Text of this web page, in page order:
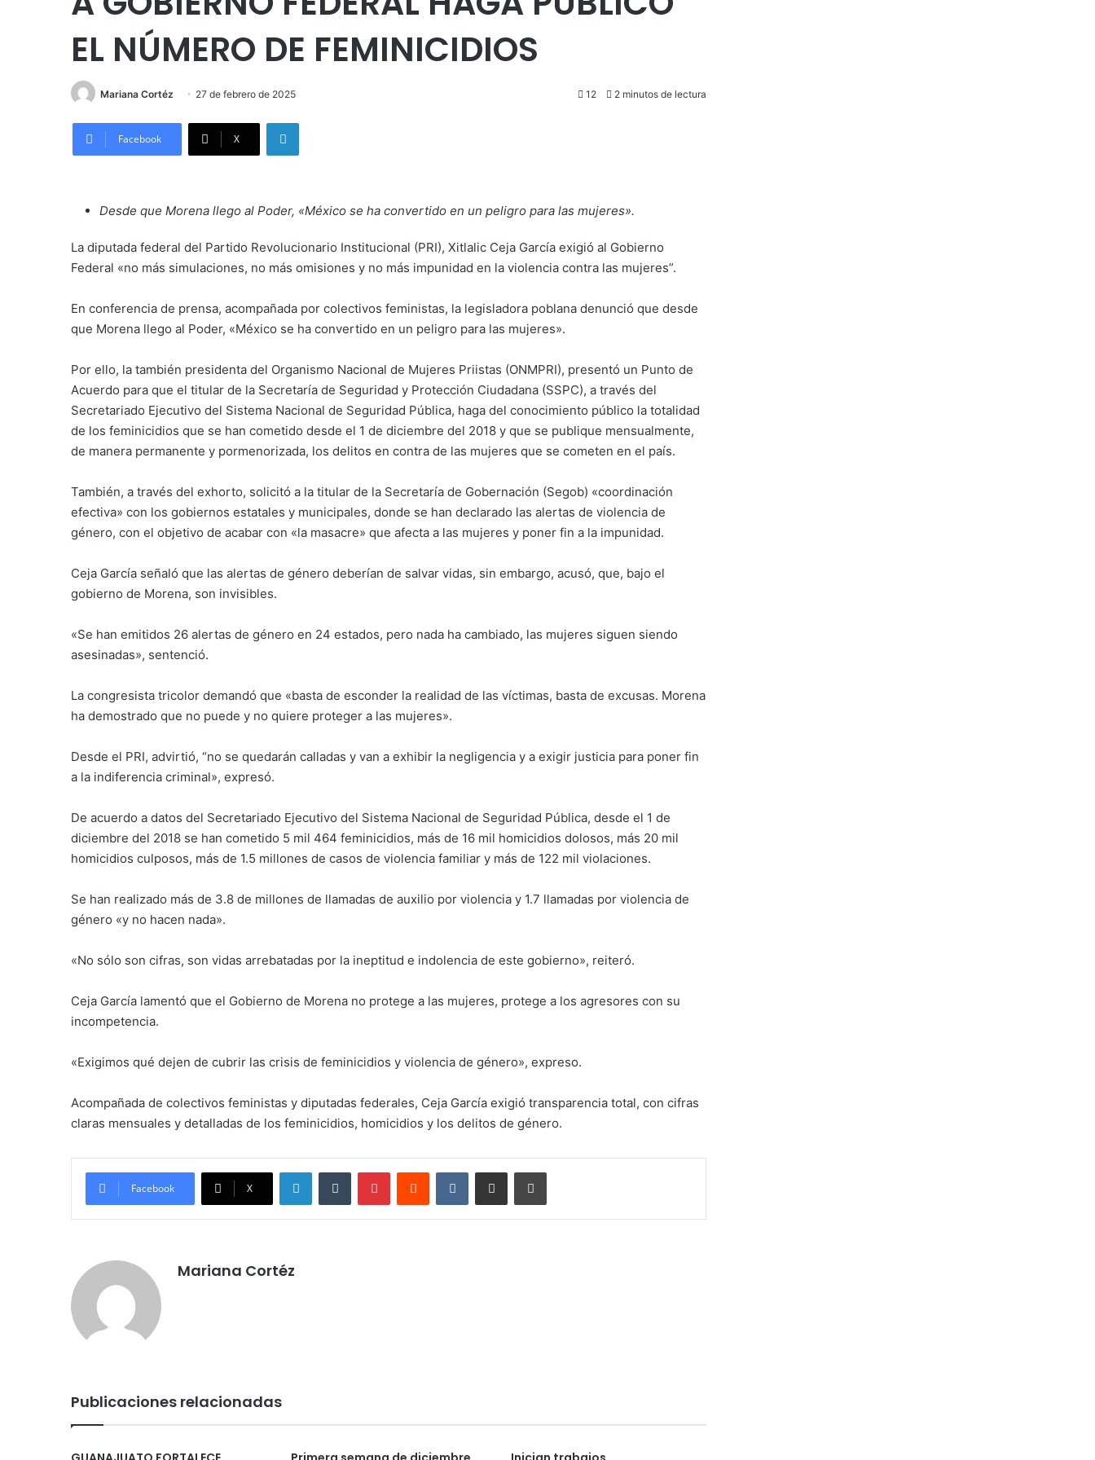
EL NÚMERO DE FEMINICIDIOS
Mariana Cortéz 27 de febrero de 2025 12 2 minutos de lectura
Facebook X
LinkedIn
Desde que Morena llego al Poder, «México se ha convertido en un peligro para las mujeres».
La diputada federal del Partido Revolucionario Institucional (PRI), Xitlalic Ceja García exigió al Gobierno
Federal «no más simulaciones, no más omisiones y no más impunidad en la violencia contra las mujeres”.
En conferencia de prensa, acompañada por colectivos feministas, la legisladora poblana denunció que desde
que Morena llego al Poder, «México se ha convertido en un peligro para las mujeres».
Por ello, la también presidenta del Organismo Nacional de Mujeres Priistas (ONMPRI), presentó un Punto de
Acuerdo para que el titular de la Secretaría de Seguridad y Protección Ciudadana (SSPC), a través del
Secretariado Ejecutivo del Sistema Nacional de Seguridad Pública, haga del conocimiento público la totalidad
de los feminicidios que se han cometido desde el 1 de diciembre del 2018 y que se publique mensualmente,
de manera permanente y pormenorizada, los delitos en contra de las mujeres que se cometen en el país.
También, a través del exhorto, solicitó a la titular de la Secretaría de Gobernación (Segob) «coordinación
efectiva» con los gobiernos estatales y municipales, donde se han declarado las alertas de violencia de
género, con el objetivo de acabar con «la masacre» que afecta a las mujeres y poner fin a la impunidad.
Ceja García señaló que las alertas de género deberían de salvar vidas, sin embargo, acusó, que, bajo el
gobierno de Morena, son invisibles.
«Se han emitidos 26 alertas de género en 24 estados, pero nada ha cambiado, las mujeres siguen siendo
asesinadas», sentenció.
La congresista tricolor demandó que «basta de esconder la realidad de las víctimas, basta de excusas. Morena
ha demostrado que no puede y no quiere proteger a las mujeres».
Desde el PRI, advirtió, “no se quedarán calladas y van a exhibir la negligencia y a exigir justicia para poner fin
a la indiferencia criminal», expresó.
De acuerdo a datos del Secretariado Ejecutivo del Sistema Nacional de Seguridad Pública, desde el 1 de
diciembre del 2018 se han cometido 5 mil 464 feminicidios, más de 16 mil homicidios dolosos, más 20 mil
homicidios culposos, más de 1.5 millones de casos de violencia familiar y más de 122 mil violaciones.
Se han realizado más de 3.8 de millones de llamadas de auxilio por violencia y 1.7 llamadas por violencia de
género «y no hacen nada».
«No sólo son cifras, son vidas arrebatadas por la ineptitud e indolencia de este gobierno», reiteró.
Ceja García lamentó que el Gobierno de Morena no protege a las mujeres, protege a los agresores con su
incompetencia.
«Exigimos qué dejen de cubrir las crisis de feminicidios y violencia de género», expreso.
Acompañada de colectivos feministas y diputadas federales, Ceja García exigió transparencia total, con cifras
claras mensuales y detalladas de los feminicidios, homicidios y los delitos de género.
Facebook X
LinkedInTumblr PinterestReddit VKontakteCompartir por correo electrónicoImprimir
Mariana Cortéz
Publicaciones relacionadas